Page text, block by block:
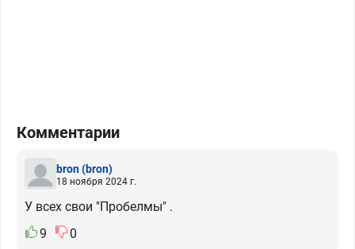
Комментарии
bron(bron)
18 ноября 2024 г.
У всех свои "Пробелмы" .
9
0